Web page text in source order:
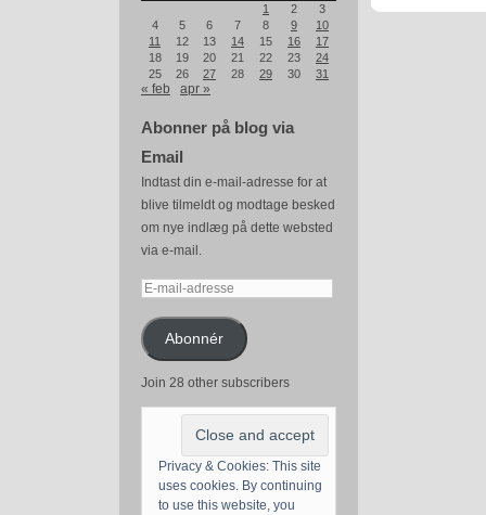
1
2
3
4
5 6 7 8 9
10
11
12 13 14 15 16
17
18
19 20 21 22 23
24
25
26 27 28 29 30 31
« feb apr »
Abonner på blog via
Email
Indtast din e-mail-adresse for at
blive tilmeldt og modtage besked
om nye indlæg på dette websted
via e-mail.
E-
adresseAbonnér
Join 28 other subscribers
Privacy & Cookies: This site
uses cookies. By continuing
to use this website, you